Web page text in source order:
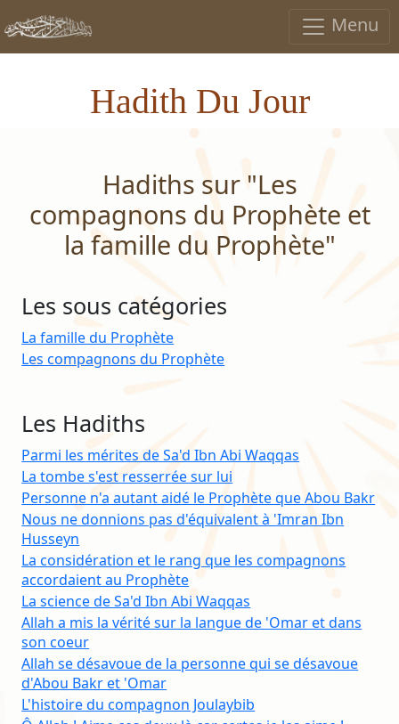
Menu
Hadith Du Jour
Hadiths sur "Les
compagnons du Prophète et
la famille du Prophète"
Les sous catégories
La famille du Prophète
Les compagnons du Prophète
Les Hadiths
Parmi les mérites de Sa'd Ibn Abi Waqqas
La tombe s'est resserrée sur lui
Personne n'a autant aidé le Prophète que Abou Bakr
Nous ne donnions pas d'équivalent à 'Imran Ibn
Husseyn
La considération et le rang que les compagnons
accordaient au Prophète
La science de Sa'd Ibn Abi Waqqas
Allah a mis la vérité sur la langue de 'Omar et dans
son coeur
Allah se désavoue de la personne qui se désavoue
d'Abou Bakr et 'Omar
L'histoire du compagnon Joulaybib